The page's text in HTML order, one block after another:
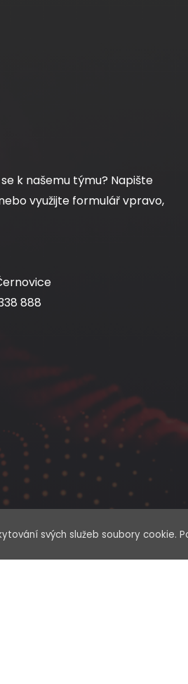
k našemu týmu? Napište
využijte formulář vpravo,
888
svých služeb soubory cookie.